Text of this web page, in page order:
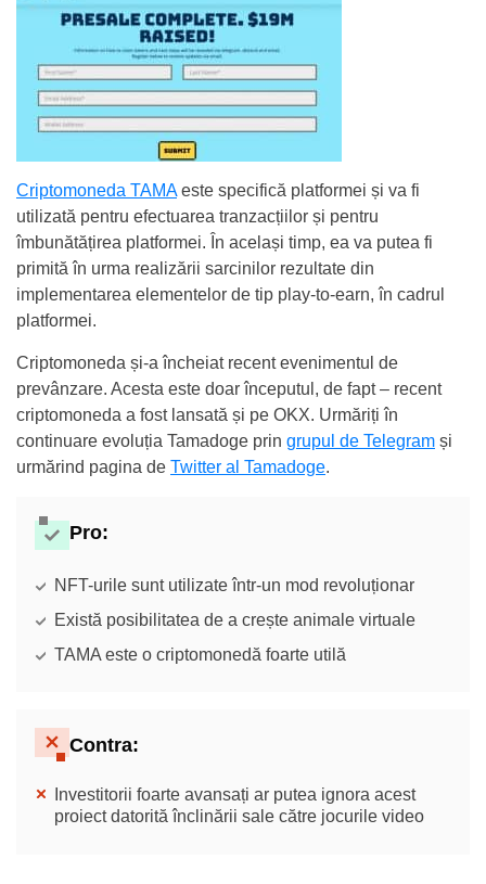
Criptomoneda TAMAeste specifică platformei și va fi
utilizată pentru efectuarea tranzacțiilor și pentru
îmbunătățirea platformei. În același timp, ea va putea fi
primită în urma realizării sarcinilor rezultate din
implementarea elementelor de tip play-to-earn, în cadrul
platformei.
Criptomoneda și-a încheiat recent evenimentul de
prevânzare. Acesta este doar începutul, de fapt – recent
criptomoneda a fost lansată și pe OKX. Urmăriți în
continuare evoluția Tamadoge prin grupul de Telegram și
urmărind pagina de Twitter al Tamadoge.
Pro:
NFT-urile sunt utilizate într-un mod revoluționar
Există posibilitatea de a crește animale virtuale
TAMA este o criptomonedă foarte utilă
Contra:
Investitorii foarte avansați ar putea ignora acest
proiect datorită înclinării sale către jocurile video